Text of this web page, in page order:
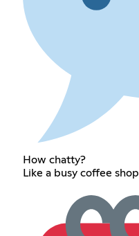
How chatty?
Like a busy coffee shop